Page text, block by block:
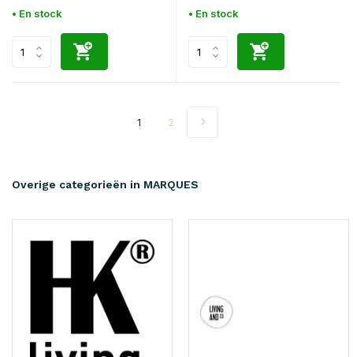
• En stock • En stock
1 2
Overige categorieën in MARQUES